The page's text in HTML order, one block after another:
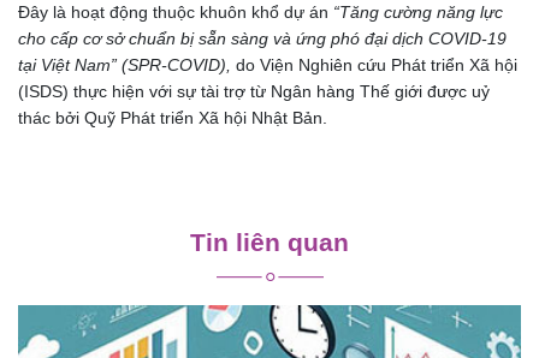
Đây là hoạt động thuộc khuôn khổ dự án “Tăng cường năng lực
cho cấp cơ sở chuẩn bị sẵn sàng và ứng phó đại dịch COVID-19
tại Việt Nam” (SPR-COVID), do Viện Nghiên cứu Phát triển Xã hội
(ISDS) thực hiện với sự tài trợ từ Ngân hàng Thế giới được uỷ
thác bởi Quỹ Phát triển Xã hội Nhật Bản.
viết
Tin liên quan